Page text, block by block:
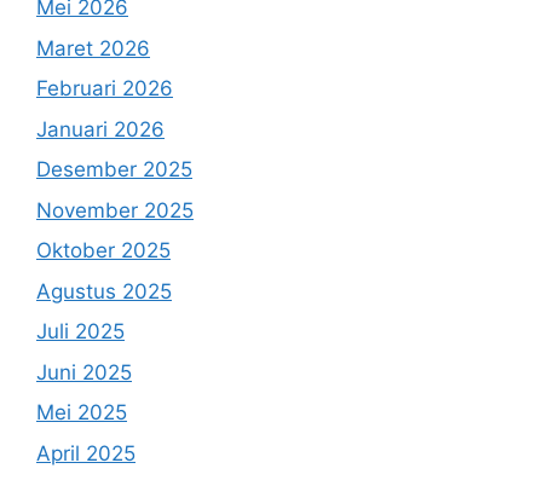
Mei 2026
Maret 2026
Februari 2026
Januari 2026
Desember 2025
November 2025
Oktober 2025
Agustus 2025
Juli 2025
Juni 2025
Mei 2025
April 2025